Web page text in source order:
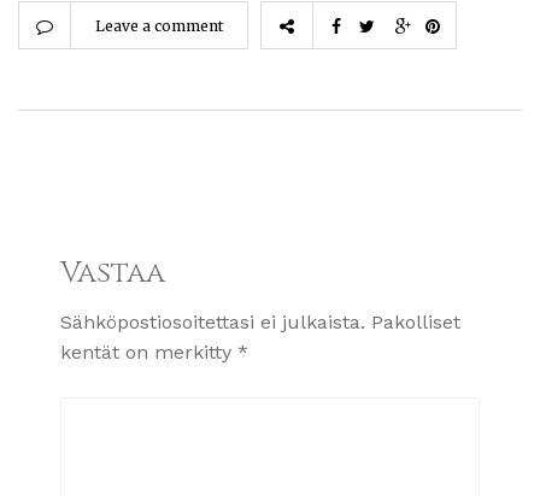
Leave a comment
Vastaa
Sähköpostiosoitettasi ei julkaista. Pakolliset
kentät on merkitty *